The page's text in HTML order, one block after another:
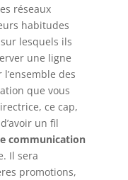
réseaux
habitudes
lesquels ils
une ligne
des
que vous
ce cap,
un fil
communication
Il sera
promotions,